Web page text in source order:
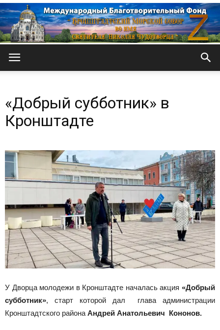
Морской
собор
«Добрый субботник» в
Кронштадте
У Дворца молодежи в Кронштадте началась акция «Добрый
субботник», старт которой дал глава администрации
Кронштадтского районаАндрей Анатольевич Кононов.